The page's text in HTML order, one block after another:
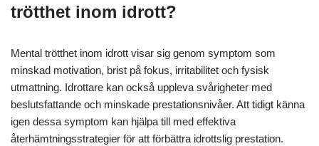
trötthet inom idrott?
Mental trötthet inom idrott visar sig genom symptom som
minskad motivation, brist på fokus, irritabilitet och fysisk
utmattning. Idrottare kan också uppleva svårigheter med
beslutsfattande och minskade prestationsnivåer. Att tidigt känna
igen dessa symptom kan hjälpa till med effektiva
återhämtningsstrategier för att förbättra idrottslig prestation.